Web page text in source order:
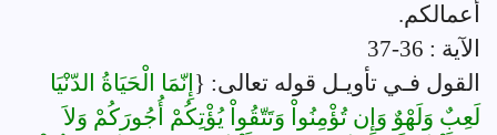
أعمالكم.
الآية : 36-37
القول فـي تأويـل قوله تعالى: { إِنّمَا الْحَيَاةُ الدّنْيَا
لَعِبٌ وَلَهْوٌ وَإِن تُؤْمِنُواْ وَتَتّقُواْ يُؤْتِكُمْ أُجُورَكُمْ وَلاَ